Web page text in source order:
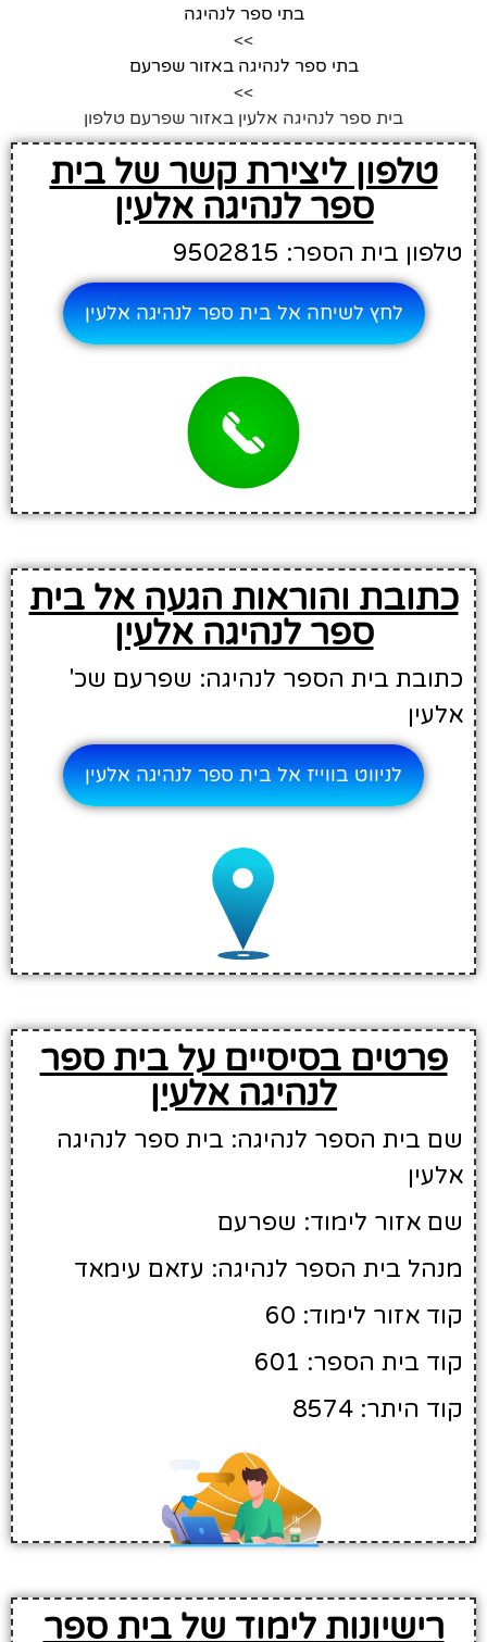
בתי ספר לנהיגה
>>
בתי ספר לנהיגה באזור שפרעם
>>
בית ספר לנהיגה אלעין באזור שפרעם טלפון
טלפון ליצירת קשר של בית
ספר לנהיגה אלעין
טלפון בית הספר: 9502815
לחץ לשיחה אל בית ספר לנהיגה אלעין
כתובת והוראות הגעה אל בית
ספר לנהיגה אלעין
כתובת בית הספר לנהיגה: שפרעם שכ'
אלעין
לניווט בווייז אל בית ספר לנהיגה אלעין
פרטים בסיסיים על בית ספר
לנהיגה אלעין
שם בית הספר לנהיגה: בית ספר לנהיגה
אלעין
שם אזור לימוד: שפרעם
מנהל בית הספר לנהיגה: עזאם עימאד
קוד אזור לימוד: 60
קוד בית הספר: 601
קוד היתר: 8574
רישיונות לימוד של בית ספר